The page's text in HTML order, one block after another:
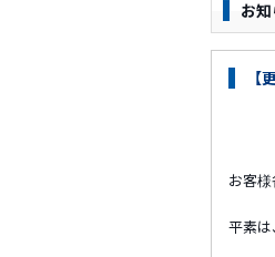
お
【
お客様
平素は